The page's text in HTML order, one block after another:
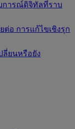
การณ์ดิจิทัลที่ราบ
ต่อ การแก้ไขเชิงรุก
ลี่ยนหรือยัง